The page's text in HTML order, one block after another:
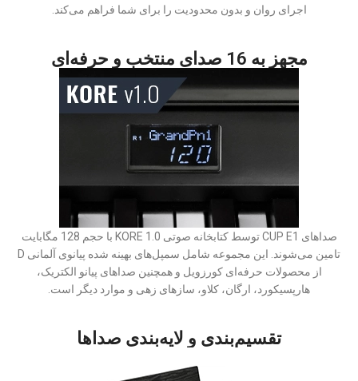
اجرای روان و بدون محدودیت را برای شما فراهم می‌کند.
مجهز به 16 صدای منتخب و حرفه‌ای
صداهای CUP E1 توسط کتابخانه صوتی KORE 1.0 با حجم 128 مگابایت
تامین می‌شوند. این مجموعه شامل سمپل‌های بهینه شده پیانوی آلمانی D
از محصولات حرفه‌ای کورزویل و همچنین صداهای پیانو الکتریک،
هارپسیکورد، ارگان، کلاو، سازهای زهی و موارد دیگر است.
تقسیم‌بندی و لایه‌بندی صداها